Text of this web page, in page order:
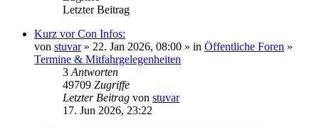
Letzter Beitrag
Kurz vor Con Infos:
von stuvar» 22. Jan 2026, 08:00 » in Öffentliche Foren »
Termine & Mitfahrgelegenheiten
3 Antworten
49709 Zugriffe
Letzter Beitrag von stuvar
17. Jun 2026, 23:22